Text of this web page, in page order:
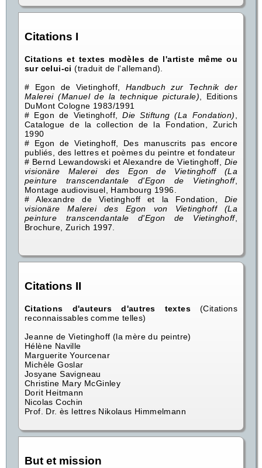
Citations I
Citations et textes modèles de l'artiste même ou
sur celui-ci (traduit de l'allemand).
# Egon de Vietinghoff, Handbuch zur Technik der
Malerei (Manuel de la technique picturale) , Editions
DuMont Cologne 1983/1991
# Egon de Vietinghoff,Die Stiftung (La Fondation)
Catalogue de la collection de la Fondation, Zurich
1990
# Egon de Vietinghoff, Des manuscrits pas encore
publiés, des lettres et poèmes du peintre et fondateur
# Bernd Lewandowski et Alexandre de Vietinghoff, Die
visionäre Malerei des Egon de Vietinghoff (La
peinture transcendantale d'Egon de Vietinghoff,
Montage audiovisuel, Hambourg 1996.
# Alexandre de Vietinghoff et la Fondation, Die
visionäre Malerei des Egon von Vietinghoff (La
peinture transcendantale d'Egon de Vietinghoff,
Brochure, Zurich 1997.
Citations II
Citations d'auteurs d'autres textes(Citations
reconnaissables comme telles)
Jeanne de Vietinghoff (la mère du peintre)
Hélène Naville
Marguerite Yourcenar
Michèle Goslar
Josyane Savigneau
Christine Mary McGinley
Dorit Heitmann
Nicolas Cochin
Prof. Dr. ès lettres Nikolaus Himmelmann
But et mission